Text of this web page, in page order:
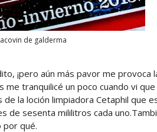
de galderma
¡pero aún más pavor me provoca
me tranquilicé un poco cuando vi
la loción limpiadora Cetaphil que
de sesenta mililitros cada
por qué.